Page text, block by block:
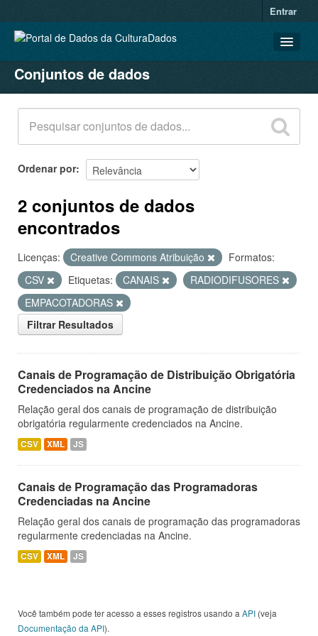
Entrar
CONJUNTOS DE DADOS
ORGANIZAÇÕES
GRUPOS
SOBRE
Conjuntos de dados
Ordenar por
2 conjuntos de dados
encontrados
Licenças: Creative Commons Atribuição
Formatos:
CSV
Etiquetas: CANAIS
RADIODIFUSORES
EMPACOTADORAS
Filtrar Resultados
Canais de Programação de Distribuição Obrigatória
Credenciados na Ancine
Relação geral dos canais de programação de distribuição
obrigatória regularmente credenciados na Ancine.
CSV XML JS
Canais de Programação das Programadoras
Credenciadas na Ancine
Relação geral dos canais de programação das programadoras
regularmente credenciadas na Ancine.
CSV XML JS
Você também pode ter acesso a esses registros usando a API (veja
Documentação da API).